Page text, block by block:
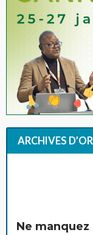
ARCHIVES
Ne manquez